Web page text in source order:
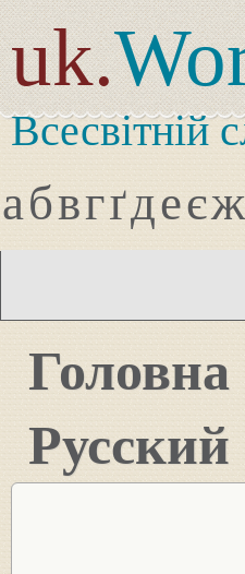
uk.
Всесвітній
абвгґдеєж
Головна
Русский